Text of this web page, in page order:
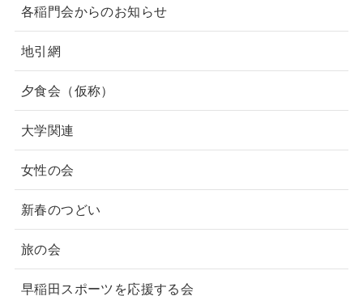
各稲門会からのお知らせ
地引網
夕食会（仮称）
大学関連
女性の会
新春のつどい
旅の会
早稲田スポーツを応援する会